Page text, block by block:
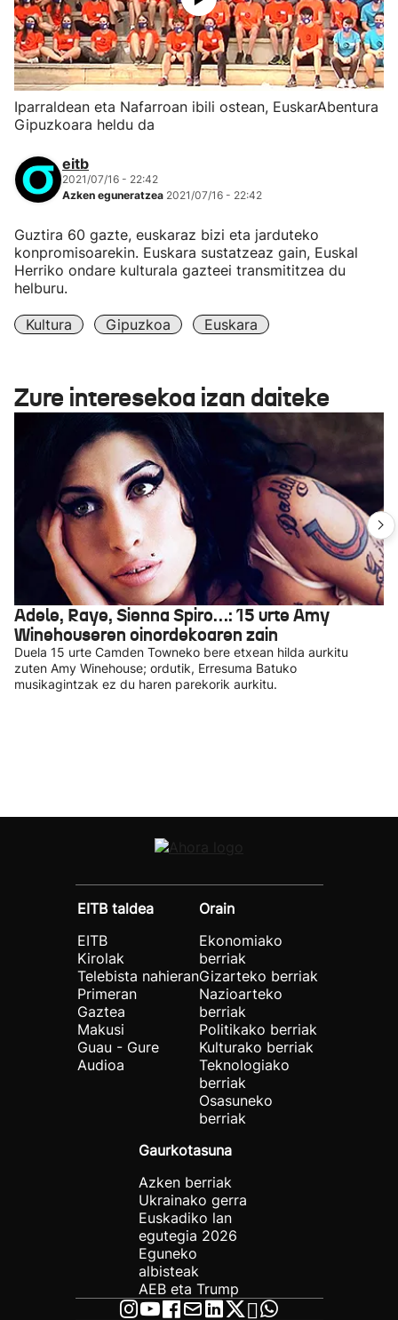
Iparraldean eta Nafarroan ibili ostean, EuskarAbentura
Gipuzkoara heldu da
eitb
2021/07/16 - 22:42
Azken eguneratzea 2021/07/16 - 22:42
Guztira 60 gazte, euskaraz bizi eta jarduteko
konpromisoarekin. Euskara sustatzeaz gain, Euskal
Herriko ondare kulturala gazteei transmititzea du
helburu.
Kultura Gipuzkoa Euskara
Zure interesekoa izan daiteke
Adele, Raye, Sienna Spiro…: 15 urte Amy
Winehouseren oinordekoaren zain
Duela 15 urte Camden Towneko bere etxean hilda aurkitu
zuten Amy Winehouse; ordutik, Erresuma Batuko
musikagintzak ez du haren parekorik aurkitu.
EITB taldea
EITB
Kirolak
Telebista nahieran
Primeran
Gaztea
Makusi
Guau - Gure
Audioa
Orain
Ekonomiako
berriak
Gizarteko berriak
Nazioarteko
berriak
Politikako berriak
Kulturako berriak
Teknologiako
berriak
Osasuneko
berriak
Gaurkotasuna
Azken berriak
Ukrainako gerra
Euskadiko lan
egutegia 2026
Eguneko
albisteak
AEB eta Trump